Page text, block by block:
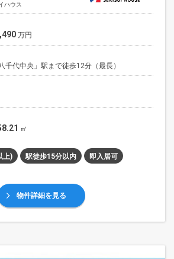
ハウス
万円
千代中央」駅まで徒歩12分（最長）
㎡
上) 駅徒歩15分以内 即入居可
物件詳細を見る